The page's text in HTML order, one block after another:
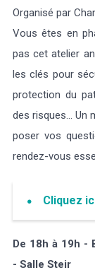
Organisé par
Vous êtes en
pas cet atelier
les clés pour
protection du
des risques… Un
poser vos
rendez-vous
Cliquez
De 18h à 19h -
- Salle Steir